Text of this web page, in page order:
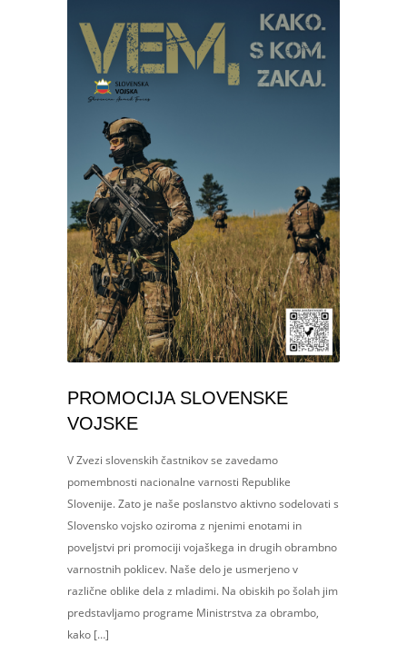
PROMOCIJA SLOVENSKE
VOJSKE
V Zvezi slovenskih častnikov se zavedamo
pomembnosti nacionalne varnosti Republike
Slovenije. Zato je naše poslanstvo aktivno sodelovati s
Slovensko vojsko oziroma z njenimi enotami in
poveljstvi pri promociji vojaškega in drugih obrambno
varnostnih poklicev. Naše delo je usmerjeno v
različne oblike dela z mladimi. Na obiskih po šolah jim
predstavljamo programe Ministrstva za obrambo,
kako […]